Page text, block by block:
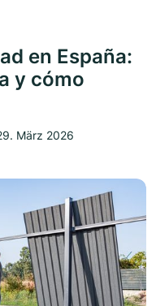
en España:
y cómo
März 2026